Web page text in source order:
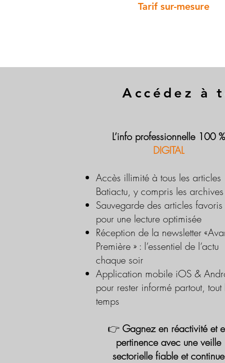
Tarif sur-mesure
Accédez à
L’info professionnelle 100 %
DIGITAL
Accès illimité à tous les articles
Batiactu, y compris les archives
Sauvegarde des articles favoris
pour une lecture optimisée
Réception de la newsletter
Première » : l’essentiel de l’actu
chaque soir
Application mobile iOS &
pour rester informé partout, tout
temps
👉 Gagnez en réactivité et
pertinence avec une veille
sectorielle fiable et continue